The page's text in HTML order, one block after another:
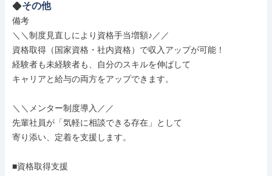
その他
備考
＼＼制度見直しにより資格手当増額♪／／
資格取得（国家資格・社内資格）で収入アップが可能！
経験者も未経験者も、自分のスキルを伸ばして
キャリアと給与の両方をアップできます。
＼＼メンター制度導入／／
先輩社員が「気軽に相談できる存在」として
寄り添い、定着を支援します。
■資格取得支援